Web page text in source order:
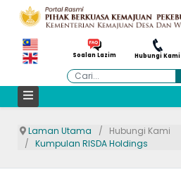
Soalan Lazim Hubungi Kami
Cari
Laman Utama
Hubungi Kami
Kumpulan RISDA Holdings